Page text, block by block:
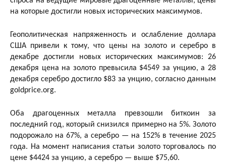
на которые достигли новых исторических максимумов.
Геополитическая напряженность и ослабление доллара
США привели к тому, что цены на золото и серебро в
декабре достигли новых исторических максимумов: 26
декабря цена на золото превысила $4549 за унцию, а 28
декабря серебро достигло $83 за унцию, согласно данным
goldprice.org.
Оба драгоценных металла превзошли биткоин за
последний год, который снизился примерно на 5%. Золото
подорожало на 67%, а серебро — на 152% в течение 2025
года. На момент написания статьи золото торговалось по
цене $4424 за унцию, а серебро — выше $75,60.